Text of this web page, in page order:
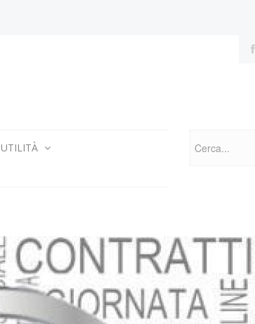
UTILITÀ